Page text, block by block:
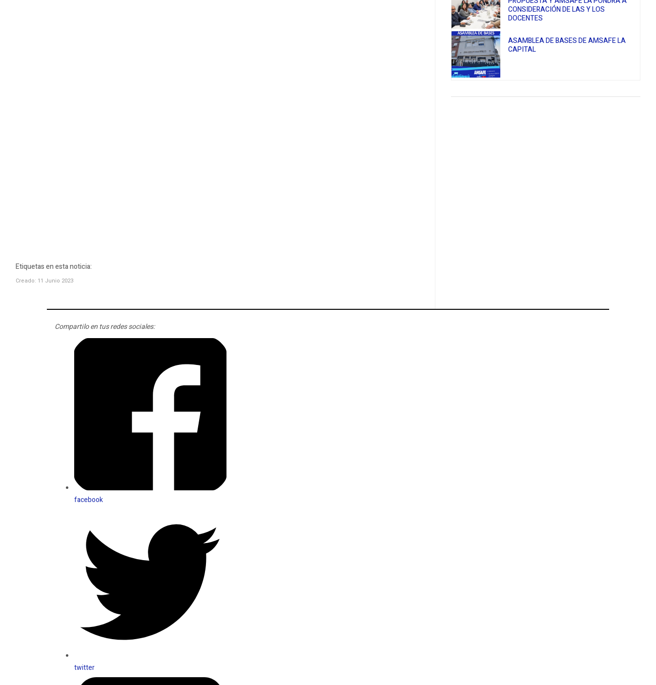
Etiquetas en esta noticia:
Creado: 11 Junio 2023
CONSIDERACIÓN DE LAS Y LOS
DOCENTES
ASAMBLEA DE BASES DE AMSAFE LA
CAPITAL
Compartilo en tus redes sociales:
facebook
twitter